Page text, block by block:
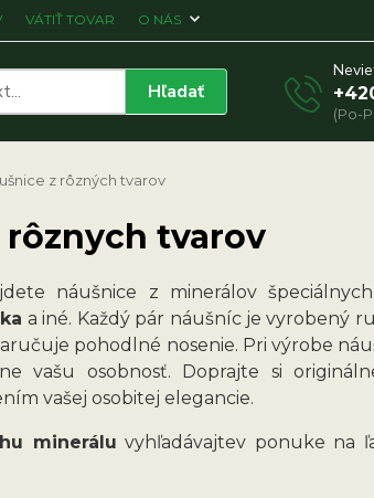
VÁTIŤ TOVAR O NÁS
Hľadať
(Po-
z rôzných tvarov
rôznych tvarov
náušnice z minerálov
a iné. Každý pár náušníc je vyrobený
pohodlné nosenie. Pri výrobe
vašu osobnosť. Doprajte si
vašej osobitej elegancie.
minerálu vyhľadávajtev ponuke na